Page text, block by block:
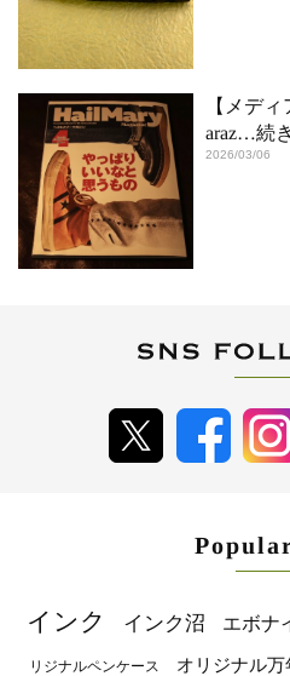
【メデ
araz…続
2026/03/06
インク インク沼 エボナ
リジナルペンケース オリジナル万